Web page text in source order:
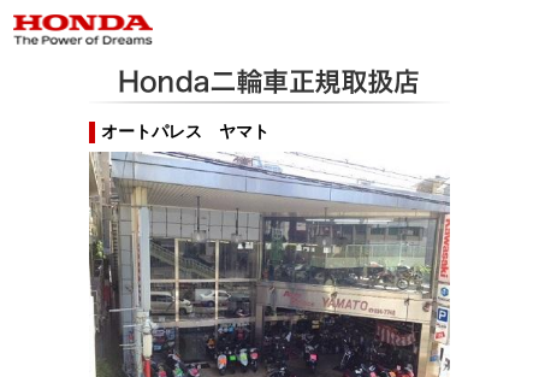
オートパレス ヤマト